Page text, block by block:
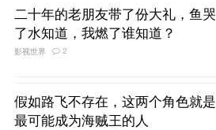
二十年的老朋友带了份大礼，鱼哭
了水知道，我燃了谁知道？
影视世界 2
假如路飞不存在，这两个角色就是
最可能成为海贼王的人